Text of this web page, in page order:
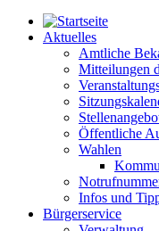
Aktuelles
Amtliche
Mitteilungen
Öffentliche
Wahlen
Infos und
Bürgerservice